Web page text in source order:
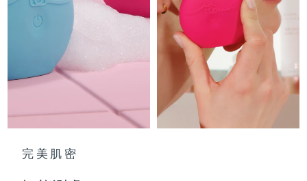
完美肌密
關於我們
拉脫維亞 預計送達日期 08/08/2026
預計送達日期09/08/2026
立陶宛 預計送達日期 08/08/2026
盧森堡 預計送達日期 08/08/2026